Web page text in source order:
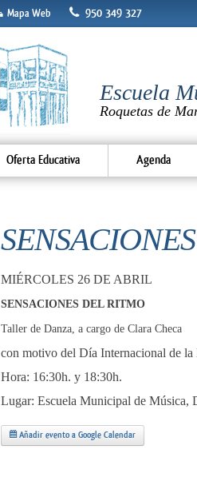
Mapa Web 950 349 327
Escuela
Roquetas de
Oferta Educativa Agenda
MIÉRCOLES 26 DE ABRIL
SENSACIONES DEL RITMO
Taller de Danza, a cargo de Clara Checa
con motivo del Día Internacional de la
Hora: 16:30h. y 18:30h.
Lugar: Escuela Municipal de Música,
Añadir evento a Google Calendar